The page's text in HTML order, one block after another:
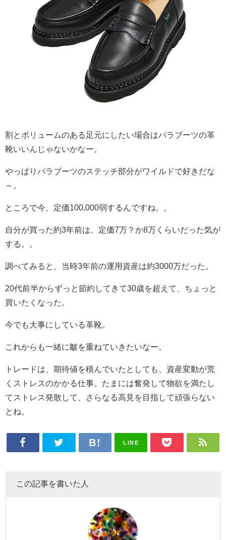
割とボリュームのある足元にしたい場合はパラブーツの革
靴いいんじゃないかなー。
やっぱりパラブーツのステッチ部分がワイルドで好きだな
～。
ところで今、定価100,000弱するんですね。。
自分が買った約3年前は、定価7万？か8万くらいだった気が
する。。
調べてみると、当時3年前の運用資産は約3000万だった。
20代前半からずっと節約してきて30歳を超えて、ちょっと
買いたくなった。
今でも大事にしている革靴。
これからも一緒に皺を重ねていきたいなー。
トレードは、期待値を積んでいたとしても、資産変動が荒
くストレスのかかる仕事。たまには奮発して物欲を満たし
てストレス発散して、さらなる高見を目指して頑張らない
とね。
LINE
この記事を書いた人